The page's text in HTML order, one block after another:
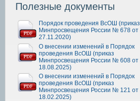
Полезные документы
Порядок проведения ВсОШ (приказ
Минпросвещения России № 678 от
27.11.2020)
О внесении изменений в Порядок
проведения ВсОШ (приказ
Минпросвещения России № 608 от
18.08.2025)
О внесении изменений в Порядок
проведения ВсОШ (приказ
Минпросвещения России № 121 от
18.02.2025)